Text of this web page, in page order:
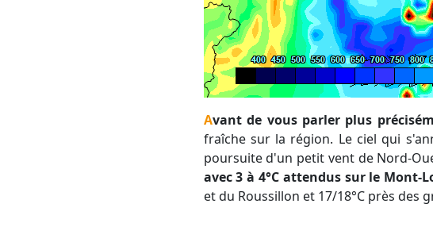
Avant de vous parler plus
fraîche sur la région. Le ciel qui
poursuite d'un petit vent de Nord-
avec 3 à 4°C attendus sur le Mont-
et du Roussillon et 17/18°C près des